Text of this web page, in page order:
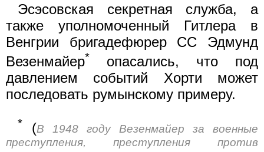
Эсэсовская секретная служба, а
также уполномоченный Гитлера в
Венгрии бригадефюрер СС Эдмунд
Везенмайер*
опасались, что под
давлением событий Хорти может
последовать румынскому примеру.
* (В 1948 году Везенмайер за военные
преступления, преступления против